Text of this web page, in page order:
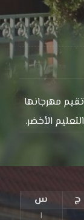
تقيم مهرجانها
الأخضر.
ج
س
١